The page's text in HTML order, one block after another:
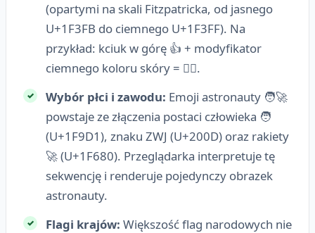
(opartymi na skali Fitzpatricka, od jasnego
U+1F3FB do ciemnego U+1F3FF). Na
przykład: kciuk w górę 👍 + modyfikator
ciemnego koloru skóry = 👍🏿.
Wybór płci i zawodu: Emoji astronauty 🧑‍🚀
powstaje ze złączenia postaci człowieka 🧑
(U+1F9D1), znaku ZWJ (U+200D) oraz rakiety
🚀 (U+1F680). Przeglądarka interpretuje tę
sekwencję i renderuje pojedynczy obrazek
astronauty.
Flagi krajów: Większość flag narodowych nie